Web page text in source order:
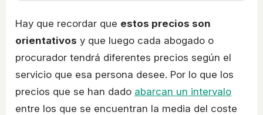
Hay que recordar que estos precios son
orientativos y que luego cada abogado o
procurador tendrá diferentes precios según el
servicio que esa persona desee. Por lo que los
precios que se han dado abarcan un intervalo
entre los que se encuentran la media del coste